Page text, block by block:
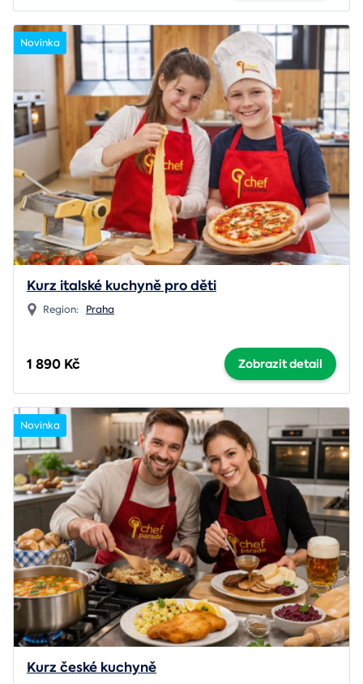
Novinka
Kurz italské kuchyně pro děti
Region: Praha
1 890 Kč Zobrazit detail
Novinka
Kurz české kuchyně